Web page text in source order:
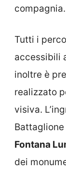
compagnia.
Tutti i
accessibili
inoltre è
realizzato
visiva.
Fontana
dei